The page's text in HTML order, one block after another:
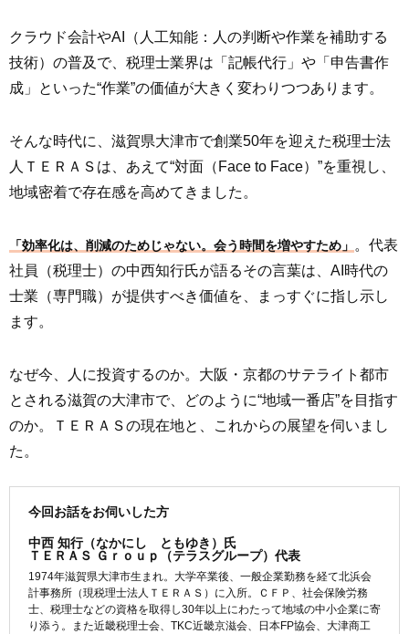
クラウド会計やAI（人工知能：人の判断や作業を補助する
技術）の普及で、税理士業界は「記帳代行」や「申告書作
成」といった“作業”の価値が大きく変わりつつあります。
そんな時代に、滋賀県大津市で創業50年を迎えた税理士法
人ＴＥＲＡＳは、あえて“対面（Face to Face）”を重視し、
地域密着で存在感を高めてきました。
「効率化は、削減のためじゃない。会う時間を増やすため」 。代表
社員（税理士）の中西知行氏が語るその言葉は、AI時代の
士業（専門職）が提供すべき価値を、まっすぐに指し示し
ます。
なぜ今、人に投資するのか。大阪・京都のサテライト都市
とされる滋賀の大津市で、どのように“地域一番店”を目指す
のか。ＴＥＲＡＳの現在地と、これからの展望を伺いまし
た。
今回お話をお伺いした方
中西 知行（なかにし ともゆき）氏
ＴＥＲＡＳ Ｇｒｏｕｐ（テラスグループ）代表
1974年滋賀県大津市生まれ。大学卒業後、一般企業勤務を経て北浜会
計事務所（現税理士法人ＴＥＲＡＳ）に入所。ＣＦＰ、社会保険労務
士、税理士などの資格を取得し30年以上にわたって地域の中小企業に寄
り添う。また近畿税理士会、TKC近畿京滋会、日本FP協会、大津商工